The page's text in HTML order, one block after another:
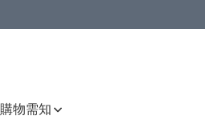
購物需知